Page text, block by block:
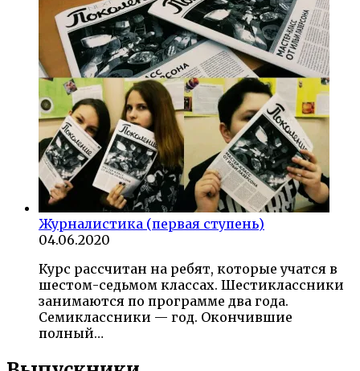
Журналистика (первая ступень)
04.06.2020
Курс рассчитан на ребят, которые учатся в
шестом-седьмом классах. Шестиклассники
занимаются по программе два года.
Семиклассники — год. Окончившие
полный…